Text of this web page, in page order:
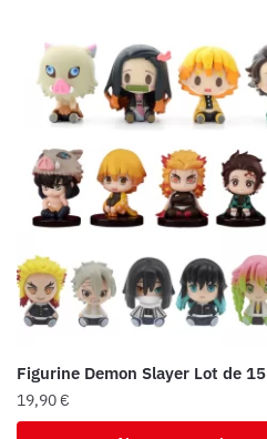
Figurine Demon Slayer Lot de 15
19,90€